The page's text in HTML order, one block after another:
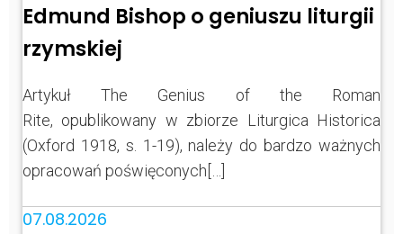
Edmund Bishop o geniuszu liturgii
rzymskiej
Artykuł The Genius of the Roman
Rite, opublikowany w zbiorze Liturgica Historica
(Oxford 1918, s. 1-19), należy do bardzo ważnych
opracowań poświęconych[…]
07.08.2026